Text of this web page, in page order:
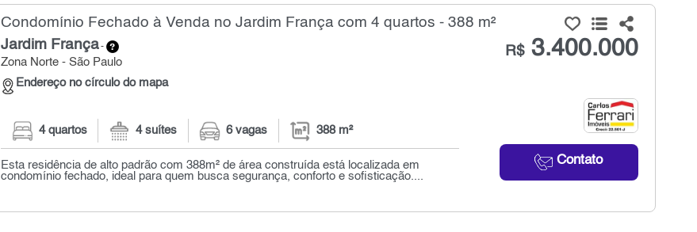
Condomínio Fechado à Venda no Jardim França com 4 quartos - 388 m²
Jardim França-
Zona Norte - São Paulo
Endereço no círculo do mapa
R$3.400.000
Contato
4 quartos 4 suítes 6 vagas 388 m²
Esta residência de alto padrão com 388m² de área construída está localizada em
condomínio fechado, ideal para quem busca segurança, conforto e sofisticação....